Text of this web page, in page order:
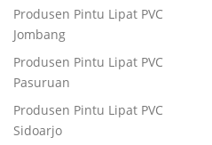
Produsen Pintu Lipat PVC
Jombang
Produsen Pintu Lipat PVC
Pasuruan
Produsen Pintu Lipat PVC
Sidoarjo